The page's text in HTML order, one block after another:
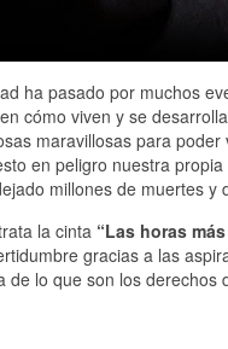
ha pasado por muchos
cómo viven y se
maravillosas para
en peligro nuestra
millones de muertes
la cinta “Las horas
gracias a las
lo que son los derechos